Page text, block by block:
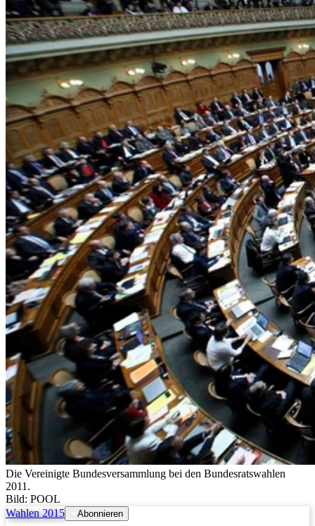
Die Vereinigte Bundesversammlung bei den Bundesratswahlen
2011.
Bild: POOL
Wahlen 2015
Abonnieren